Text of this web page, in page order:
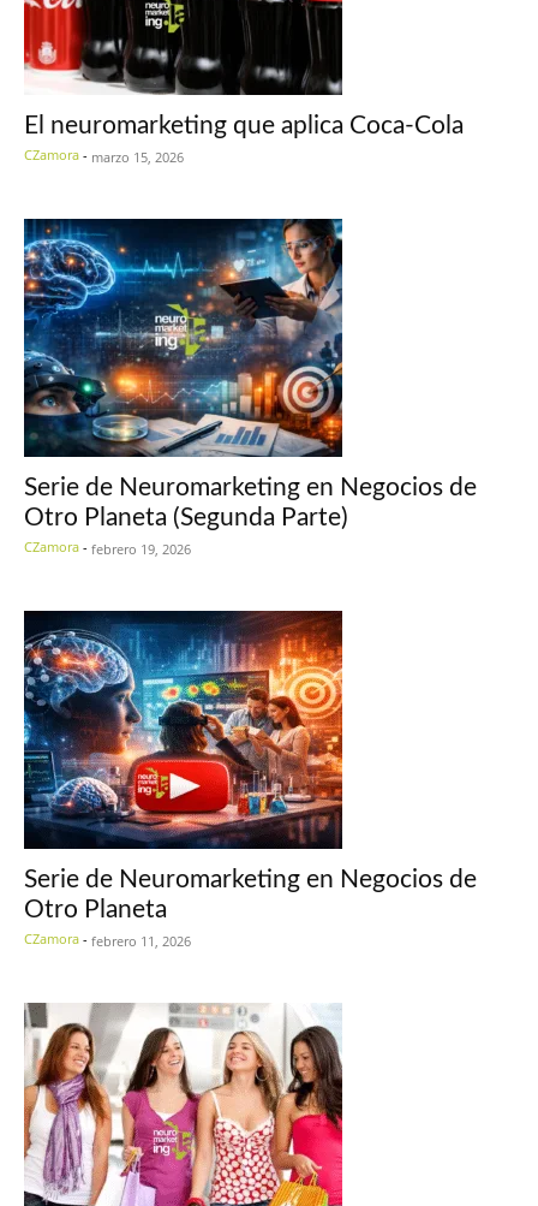
El neuromarketing que aplica Coca-Cola
CZamora - marzo 15, 2026
Serie de Neuromarketing en Negocios de
Otro Planeta (Segunda Parte)
CZamora - febrero 19, 2026
Serie de Neuromarketing en Negocios de
Otro Planeta
CZamora - febrero 11, 2026